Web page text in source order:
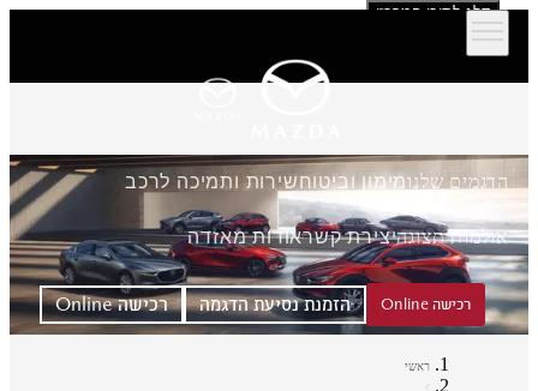
דלג לתוכן המרכזי
הדגמים שלנומימון וביטוחשירות ותמיכה לרכב
אולמות תצוגהיצירת קשראודות מאזדה
רכישה Online הזמנת נסיעת הדגמה רכישה Online
ראשי